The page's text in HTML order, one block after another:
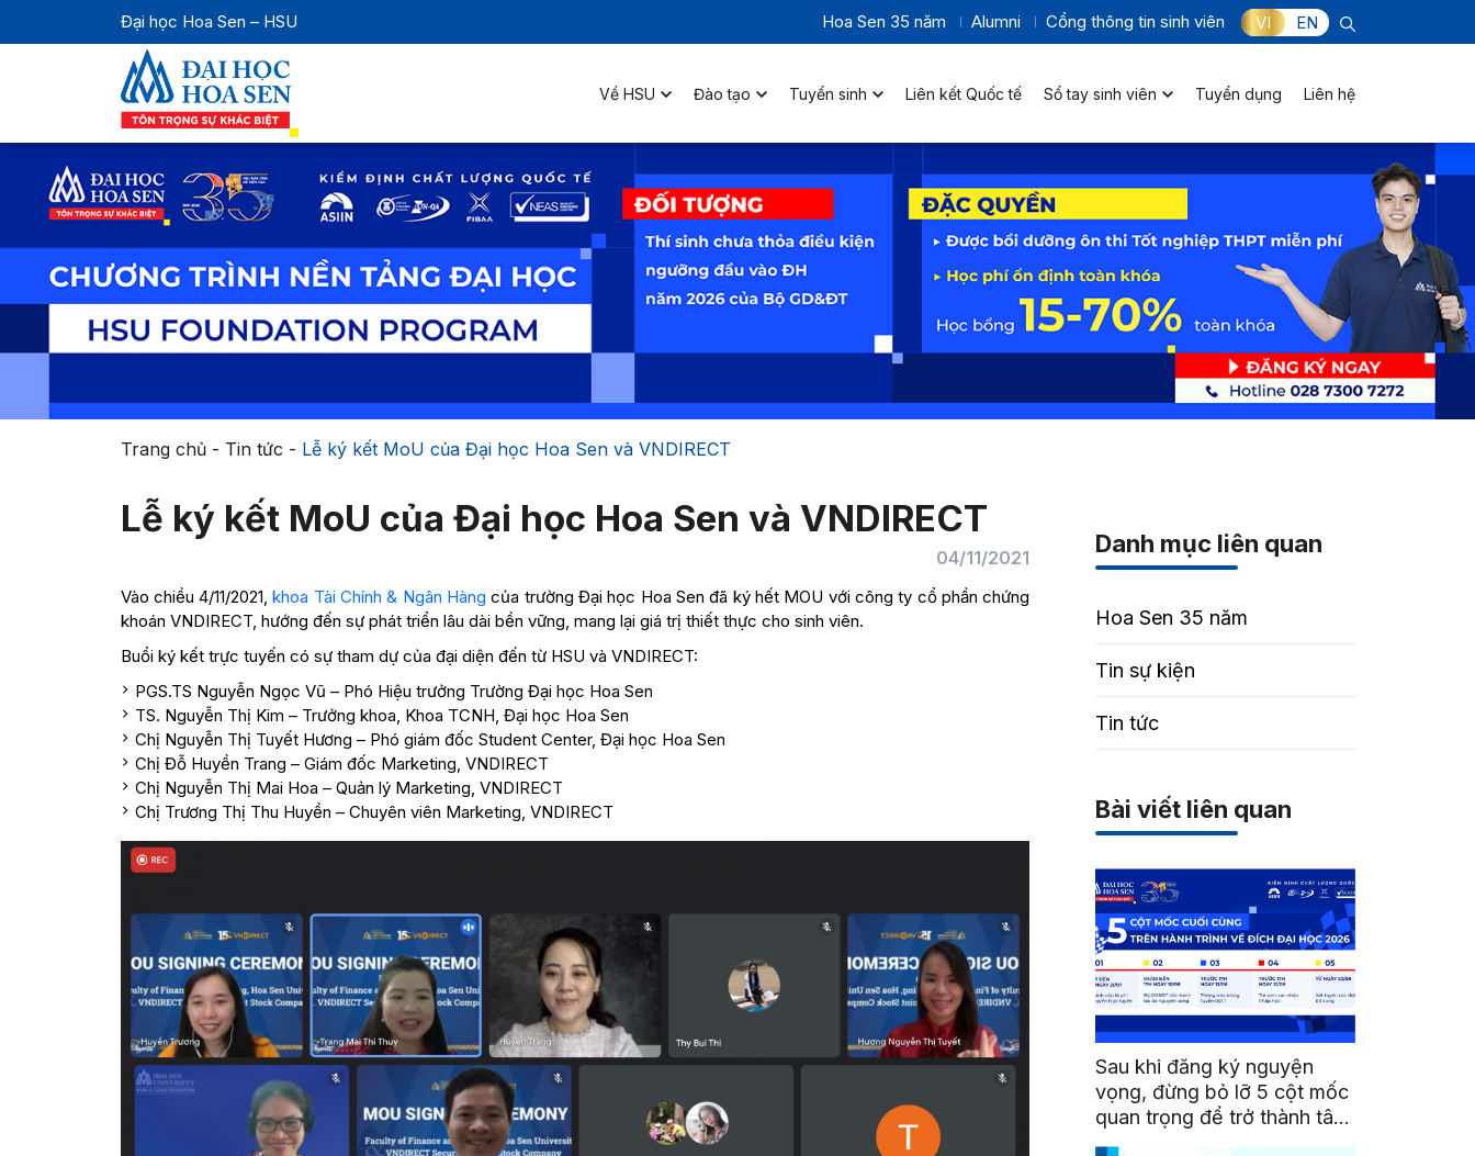
Đại học Hoa Sen – HSU Hoa Sen 35 năm Alumni Cổng thông tin sinh viên VI EN
Về HSU Đào tạo Tuyển sinh Liên kết Quốc tế Sổ tay sinh viên Tuyển dụng Liên hệ
Trang chủ- Tin tức - Lễ ký kết MoU của Đại học Hoa Sen và VNDIRECT
Lễ ký kết MoU của Đại học Hoa Sen và VNDIRECT
04/11/2021
Vào chiều 4/11/2021,khoa Tài Chính & Ngân Hàng của trường Đại học Hoa Sen đã ký hết MOU với công ty cổ phần chứng
khoán VNDIRECT, hướng đến sự phát triển lâu dài bền vững, mang lại giá trị thiết thực cho sinh viên.
Buổi ký kết trực tuyến có sự tham dự của đại diện đến từ HSU và VNDIRECT:
PGS.TS Nguyễn Ngọc Vũ – Phó Hiệu trưởng Trường Đại học Hoa Sen
TS. Nguyễn Thị Kim – Trưởng khoa, Khoa TCNH, Đại học Hoa Sen
Chị Nguyễn Thị Tuyết Hương – Phó giám đốc Student Center, Đại học Hoa Sen
Chị Đỗ Huyền Trang – Giám đốc Marketing, VNDIRECT
Chị Nguyễn Thị Mai Hoa – Quản lý Marketing, VNDIRECT
Chị Trương Thị Thu Huyền – Chuyên viên Marketing, VNDIRECT
Danh mục liên quan
Hoa Sen 35 năm
Tin sự kiện
Tin tức
Bài viết liên quan
Sau khi đăng ký nguyện
vọng, đừng bỏ lỡ 5 cột mốc
quan trọng để trở thành tân
sinh viên HSU